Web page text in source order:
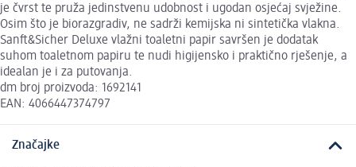
je čvrst te pruža jedinstvenu udobnost i ugodan osjećaj svježine.
Osim što je biorazgradiv, ne sadrži kemijska ni sintetička vlakna.
Sanft&Sicher Deluxe vlažni toaletni papir savršen je dodatak
suhom toaletnom papiru te nudi higijensko i praktično rješenje, a
idealan je i za putovanja.
dm broj proizvoda: 1692141
EAN: 4066447374797
Značajke